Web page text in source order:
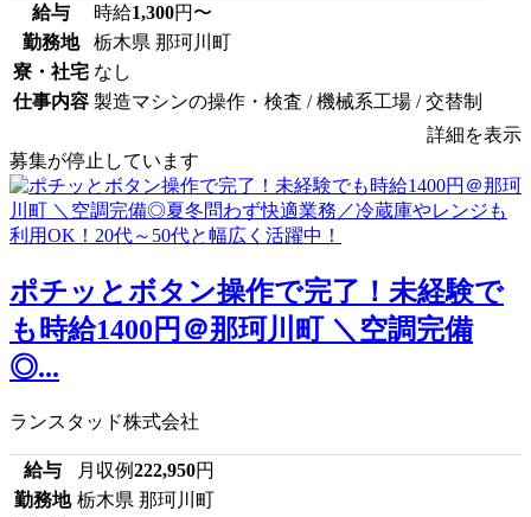
給与 時給1,300円〜
勤務地
栃木県 那珂川町
寮・社宅 なし
仕事内容 製造マシンの操作・検査 / 機械系工場 / 交替制
詳細を表示
募集が停止しています
ポチッとボタン操作で完了！未経験で
も時給1400円＠那珂川町 ＼空調完備
◎...
ランスタッド株式会社
給与 月収例222,950円
勤務地 栃木県 那珂川町